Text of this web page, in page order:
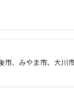
市、みやま市、大川